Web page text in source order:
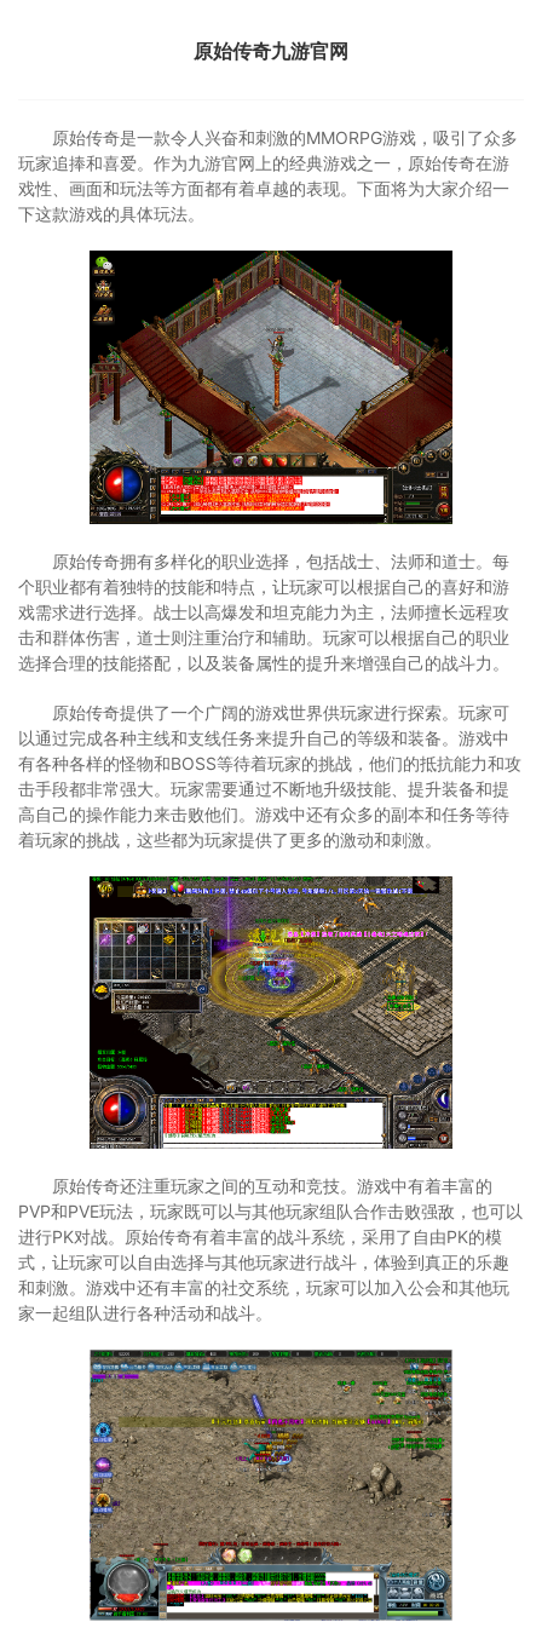
原始传奇九游官网
原始传奇是一款令人兴奋和刺激的MMORPG游戏，吸引了众多
玩家追捧和喜爱。作为九游官网上的经典游戏之一，原始传奇在游
戏性、画面和玩法等方面都有着卓越的表现。下面将为大家介绍一
下这款游戏的具体玩法。
原始传奇拥有多样化的职业选择，包括战士、法师和道士。每
个职业都有着独特的技能和特点，让玩家可以根据自己的喜好和游
戏需求进行选择。战士以高爆发和坦克能力为主，法师擅长远程攻
击和群体伤害，道士则注重治疗和辅助。玩家可以根据自己的职业
选择合理的技能搭配，以及装备属性的提升来增强自己的战斗力。
原始传奇提供了一个广阔的游戏世界供玩家进行探索。玩家可
以通过完成各种主线和支线任务来提升自己的等级和装备。游戏中
有各种各样的怪物和BOSS等待着玩家的挑战，他们的抵抗能力和攻
击手段都非常强大。玩家需要通过不断地升级技能、提升装备和提
高自己的操作能力来击败他们。游戏中还有众多的副本和任务等待
着玩家的挑战，这些都为玩家提供了更多的激动和刺激。
原始传奇还注重玩家之间的互动和竞技。游戏中有着丰富的
PVP和PVE玩法，玩家既可以与其他玩家组队合作击败强敌，也可以
进行PK对战。原始传奇有着丰富的战斗系统，采用了自由PK的模
式，让玩家可以自由选择与其他玩家进行战斗，体验到真正的乐趣
和刺激。游戏中还有丰富的社交系统，玩家可以加入公会和其他玩
家一起组队进行各种活动和战斗。